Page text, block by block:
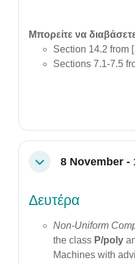
Μπορείτε να
Section 14.2 from
Sections 7.1-7.5
Collapse8 November -
Δευτέρα
Non-Uniform
the class P/poly
Machines with